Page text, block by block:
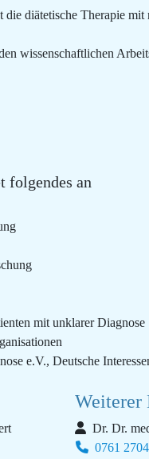
die diätetische Therapie
wissenschaftlichen
folgendes an
mit unklarer Diagnose
e.V., Deutsche
Weiterer
Dr. Dr.
0761